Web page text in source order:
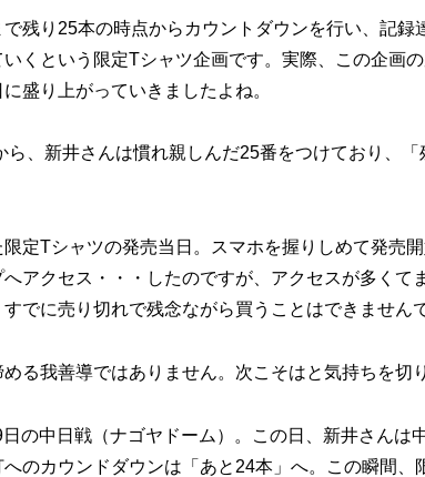
残り25本の時点からカウントダウンを行い、記録
いくという限定Tシャツ企画です。実際、この企画
盛り上がっていきましたよね。
、新井さんは慣れ親しんだ25番をつけており、「
定Tシャツの発売当日。スマホを握りしめて発売
アクセス・・・したのですが、アクセスが多くて
でに売り切れで残念ながら買うことはできません
る我善導ではありません。次こそはと気持ちを切
の中日戦（ナゴヤドーム）。この日、新井さんは
のカウンドダウンは「あと24本」へ。この瞬間、